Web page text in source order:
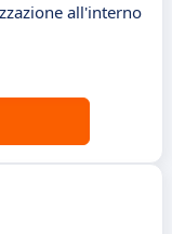
all'interno